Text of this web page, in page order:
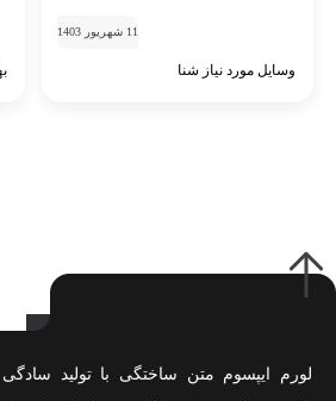
11 شهریور 1403
وسایل مورد نیاز شنا
لورم ایپسوم متن ساختگی با تولید سادگی